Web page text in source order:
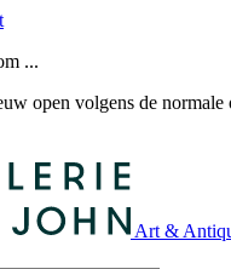
...
open volgens de normale
Art &